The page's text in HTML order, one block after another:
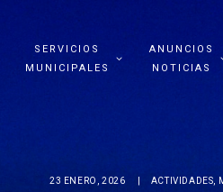
SERVICIOS
MUNICIPALES
ANUNCIOS
NOTICIAS
23 ENERO, 2026 ACTIVIDADES,